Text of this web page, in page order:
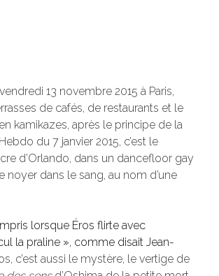
13 novembre 2015 à Paris,
de cafés, de restaurants et le
kamikazes, après le principe de la
du 7 janvier 2015, c’est le
d’Orlando, dans un dancefloor gay
noyer dans le sang, au nom d’une
lorsque Éros flirte avec
la praline », comme disait Jean-
c’est aussi le mystère, le vertige de